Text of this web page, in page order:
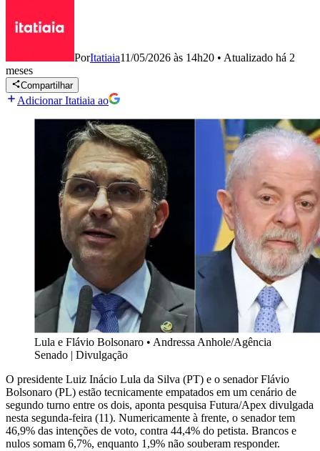
PorItatiaia11/05/2026 às 14h20 • Atualizado há 2
meses
Compartilhar
Adicionar Itatiaia ao
Lula e Flávio Bolsonaro • Andressa Anhole/Agência
Senado | Divulgação
O presidente Luiz Inácio Lula da Silva (PT) e o senador Flávio
Bolsonaro (PL) estão tecnicamente empatados em um cenário de
segundo turno entre os dois, aponta pesquisa Futura/Apex divulgada
nesta segunda-feira (11). Numericamente à frente, o senador tem
46,9% das intenções de voto, contra 44,4% do petista. Brancos e
nulos somam 6,7%, enquanto 1,9% não souberam responder.